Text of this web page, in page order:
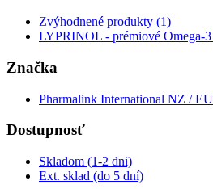
Zvýhodnené produkty (1)
LYPRINOL - prémiové Omega-
Značka
Pharmalink International NZ / EU
Dostupnosť
Skladom (1-2 dni)
Ext. sklad (do 5 dní)